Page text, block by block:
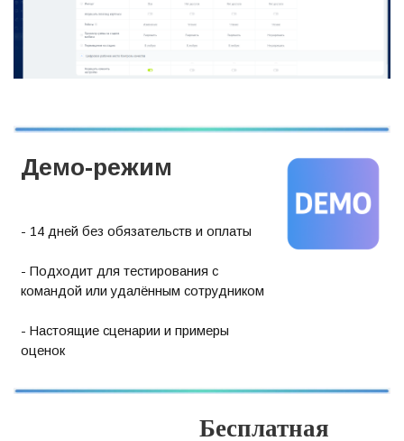
Демо-режим
- 14 дней без обязательств и оплаты
- Подходит для тестирования с
командой или удалённым сотрудником
- Настоящие сценарии и примеры
оценок
Бесплатная